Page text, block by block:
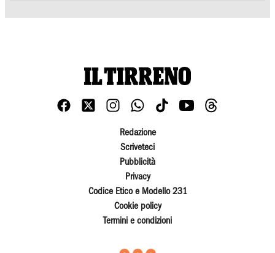
Redazione
Scriveteci
Pubblicità
Privacy
Codice Etico e Modello 231
Cookie policy
Termini e condizioni